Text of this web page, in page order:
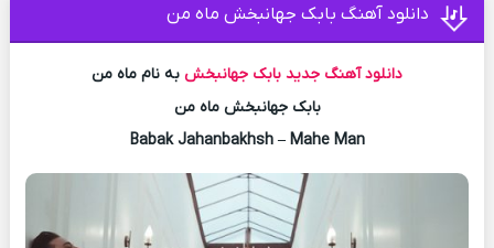
دانلود آهنگ بابک جهانبخش ماه من
دانلود آهنگ جدید بابک جهانبخش به نام ماه من
بابک جهانبخش ماه من
Babak Jahanbakhsh – Mahe Man